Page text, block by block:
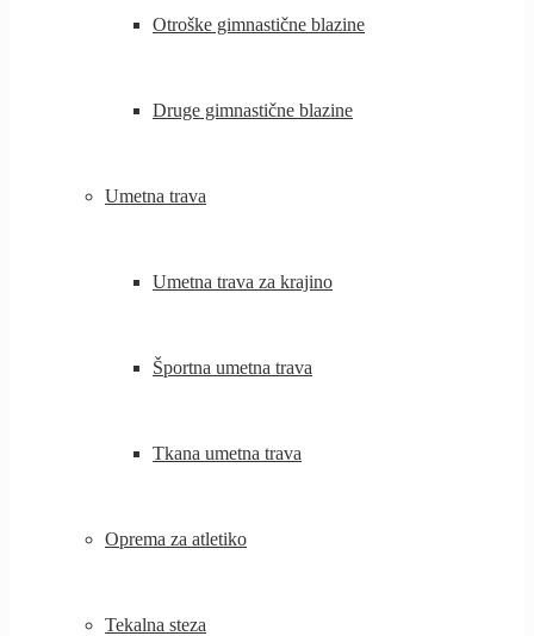
Otroške gimnastične blazine
Druge gimnastične blazine
Umetna trava
Umetna trava za krajino
Športna umetna trava
Tkana umetna trava
Oprema za atletiko
Tekalna steza